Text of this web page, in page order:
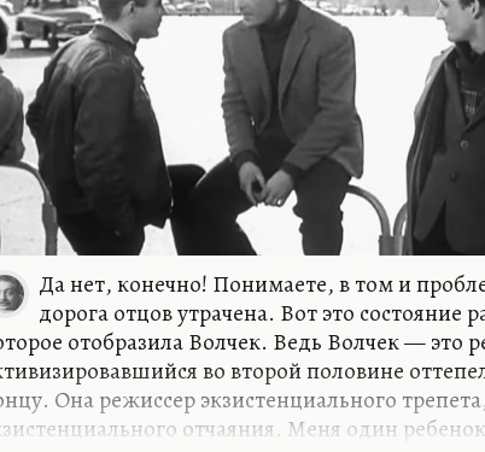
Да нет, конечно! Понимаете, в том и
дорога отцов утрачена. Вот это состояние
отобразила Волчек. Ведь Волчек — это
во второй половине
Она режиссер экзистенциального
отчаяния. Меня один